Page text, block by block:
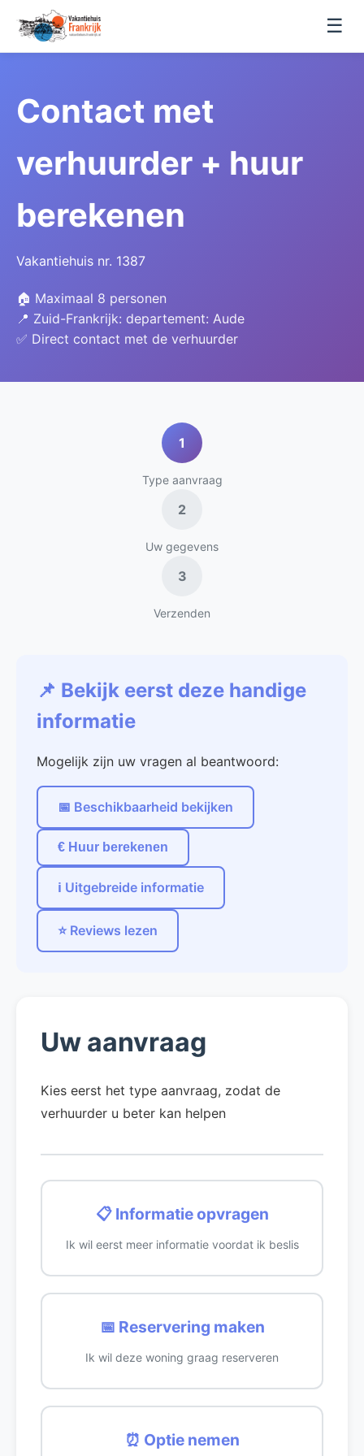
☰
Contact met
verhuurder + huur
berekenen
Vakantiehuis nr. 1387
🏠 Maximaal 8 personen
📍 Zuid-Frankrijk: departement: Aude
✅ Direct contact met de verhuurder
1
Type aanvraag
2
Uw gegevens
3
Verzenden
📌 Bekijk eerst deze handige
informatie
Mogelijk zijn uw vragen al beantwoord:
📅 Beschikbaarheid bekijken
€ Huur berekenen
ℹ️ Uitgebreide informatie
⭐ Reviews lezen
Uw aanvraag
Kies eerst het type aanvraag, zodat de
verhuurder u beter kan helpen
📋 Informatie opvragen
Ik wil eerst meer informatie voordat ik beslis
📅 Reservering maken
Ik wil deze woning graag reserveren
⏰ Optie nemen